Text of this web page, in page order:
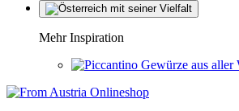
Mehr Inspiration
Gewürze aus aller